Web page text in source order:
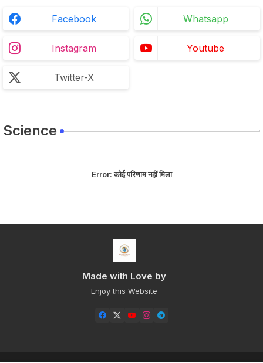
Facebook Whatsapp
Instagram Youtube
Twitter-X
Science
Error:कोई परिणाम नहीं मिला
Made with Love by
Enjoy this Website